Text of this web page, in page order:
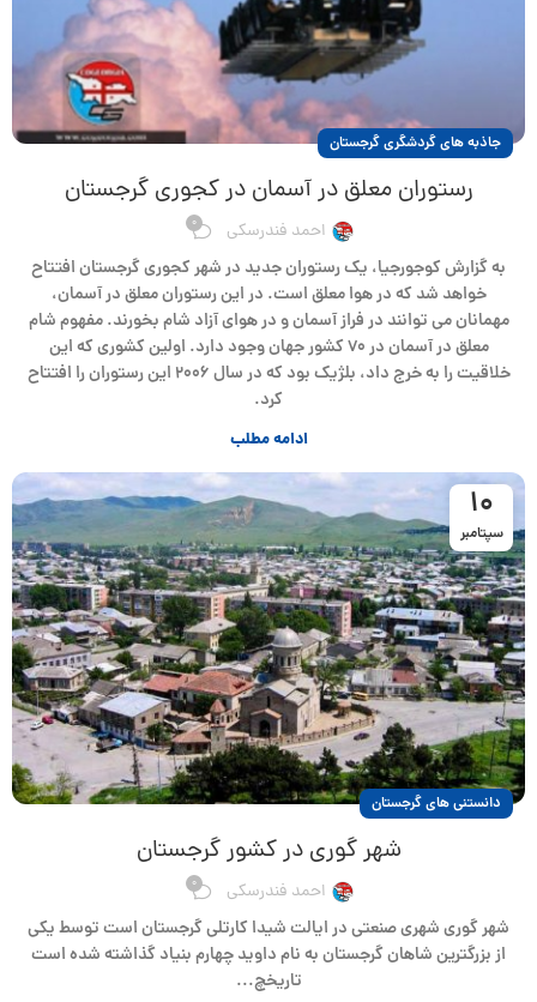
جاذبه های گردشگری گرجستان
رستوران معلق در آسمان در کجوری گرجستان
احمد فندرسکی 0
به گزارش کوجورجیا، یک رستوران جدید در شهر کجوری گرجستان افتتاح
خواهد شد که در هوا معلق است. در این رستوران معلق در آسمان،
مهمانان می توانند در فراز آسمان و در هوای آزاد شام بخورند. مفهوم شام
معلق در آسمان در ۷۰ کشور جهان وجود دارد. اولین کشوری که این
خلاقیت را به خرج داد، بلژیک بود که در سال ۲۰۰۶ این رستوران را افتتاح
کرد.
ادامه مطلب
10
سپتامبر
دانستنی های گرجستان
شهر گوری در کشور گرجستان
احمد فندرسکی 0
شهر گوری شهری صنعتی در ایالت شیدا کارتلی گرجستان است توسط یکی
از بزرگترین شاهان گرجستان به نام داوید چهارم بنیاد گذاشته شده است
تاریخچ...